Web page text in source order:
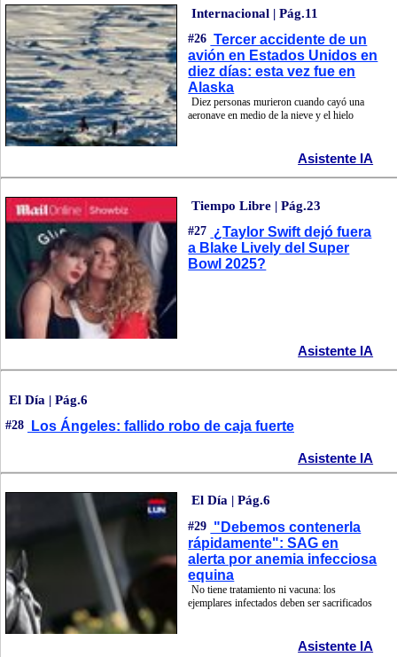
Internacional | Pág.11
#26 Tercer accidente de un
avión en Estados Unidos en
diez días: esta vez fue en
Alaska
Diez personas murieron cuando cayó una
aeronave en medio de la nieve y el hielo
Asistente IA
Tiempo Libre | Pág.23
#27 ¿Taylor Swift dejó fuera
a Blake Lively del Super
Bowl 2025?
Asistente IA
El Día | Pág.6
#28 Los Ángeles: fallido robo de caja fuerte
Asistente IA
El Día | Pág.6
#29 "Debemos contenerla
rápidamente": SAG en
alerta por anemia infecciosa
equina
No tiene tratamiento ni vacuna: los
ejemplares infectados deben ser sacrificados
Asistente IA